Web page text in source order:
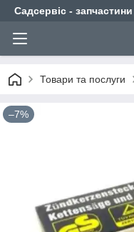
Садсервіс -
Товари та послуги
–7%